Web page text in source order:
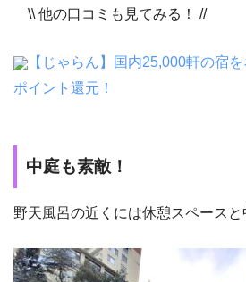
\\ 他の口コミも見てみる！ //
【じゃらん】国内25,000軒の宿
ポイント還元！
中庭も素敵！
野天風呂の近くには休憩スペースと